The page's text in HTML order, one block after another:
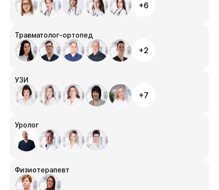
+6
Травматолог-ортопед
+2
УЗИ
+7
Уролог
Физиотерапевт